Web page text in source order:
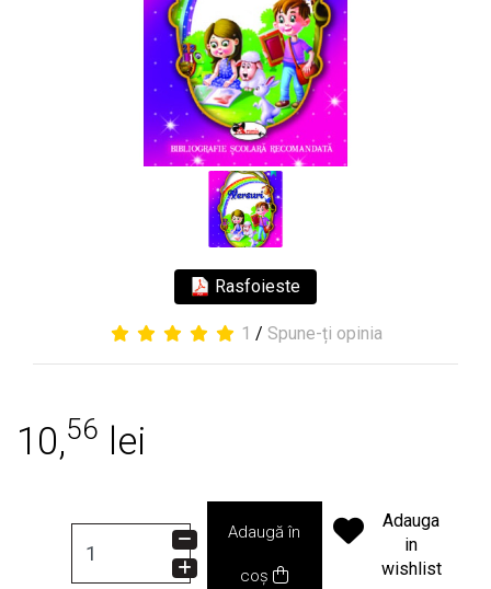
Rasfoieste
1 / Spune-ți opinia
10,56 lei
Adaugă în
coș
Adauga
in
wishlist